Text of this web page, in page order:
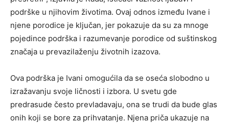
podrške u njihovim životima. Ovaj odnos između Ivane i
njene porodice je ključan, jer pokazuje da su za mnoge
pojedince podrška i razumevanje porodice od suštinskog
značaja u prevazilaženju životnih izazova.
Ova podrška je Ivani omogućila da se oseća slobodno u
izražavanju svoje ličnosti i izbora. U svetu gde
predrasude često prevladavaju, ona se trudi da bude glas
onih koji se bore za prihvatanje. Njena priča ukazuje na